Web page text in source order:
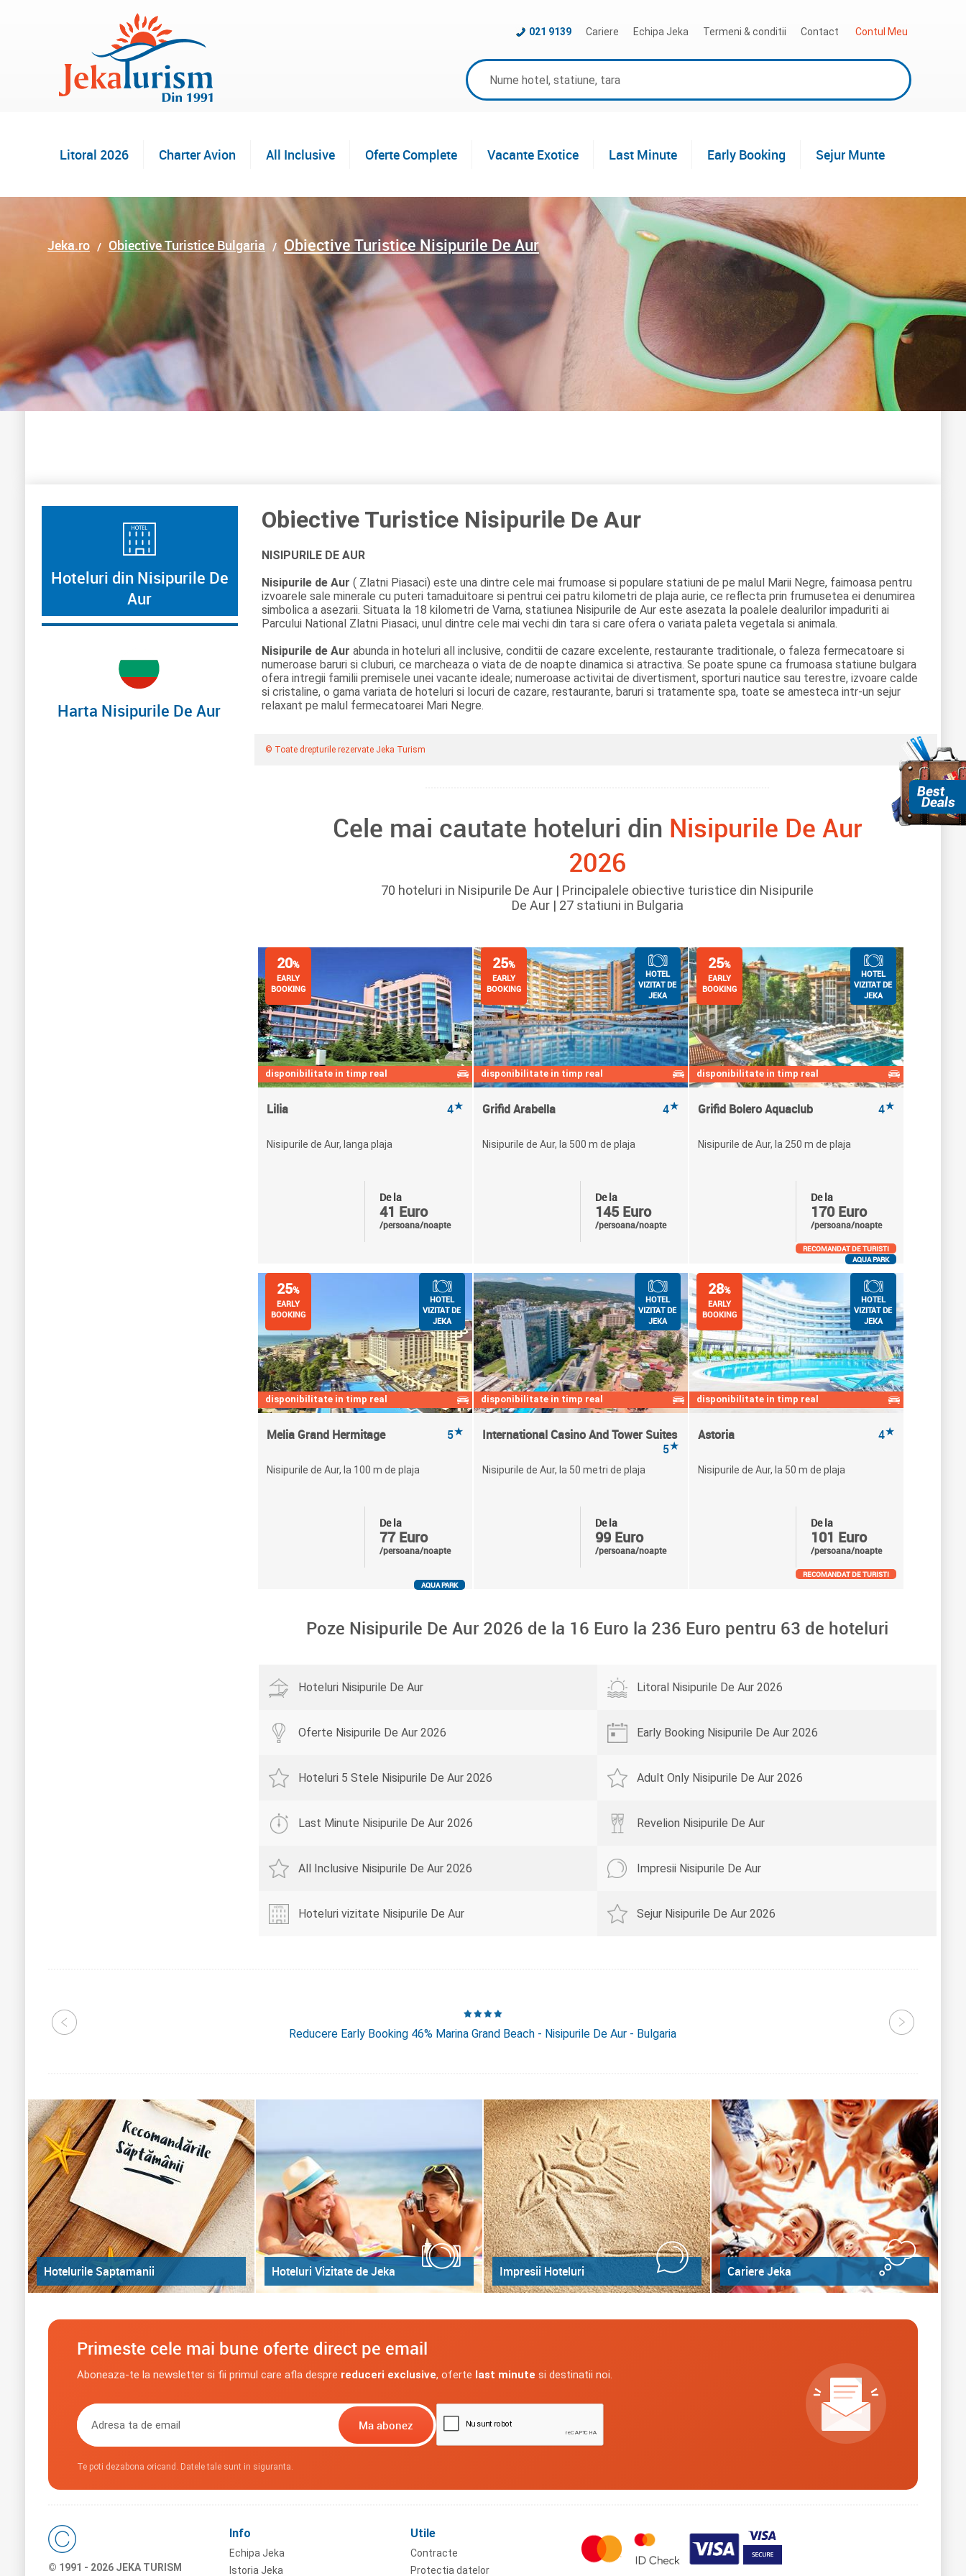
Cariere Echipa Jeka Termeni & conditii Contact Contul Meu
021 9139
Litoral 2026 Charter Avion All Inclusive Oferte Complete Vacante Exotice Last Minute Early Booking Sejur Munte
Jeka.ro Obiective Turistice Bulgaria Obiective Turistice Nisipurile De Aur
Obiective Turistice Nisipurile De Aur
NISIPURILE DE AUR
Nisipurile de Aur ( Zlatni Piasaci) este una dintre cele mai frumoase si populare statiuni de pe malul Marii Negre, faimoasa pentru
izvoarele sale minerale cu puteri tamaduitoare si pentrui cei patru kilometri de plaja aurie, ce reflecta prin frumusetea ei denumirea
simbolica a asezarii. Situata la 18 kilometri de Varna, statiunea Nisipurile de Aur este asezata la poalele dealurilor impaduriti ai
Parcului National Zlatni Piasaci, unul dintre cele mai vechi din tara si care ofera o variata paleta vegetala si animala.
Nisipurile de Aur abunda in hoteluri all inclusive, conditii de cazare excelente, restaurante traditionale, o faleza fermecatoare si
numeroase baruri si cluburi, ce marcheaza o viata de de noapte dinamica si atractiva. Se poate spune ca frumoasa statiune bulgara
ofera intregii familii premisele unei vacante ideale; numeroase activitai de divertisment, sporturi nautice sau terestre, izvoare calde
si cristaline, o gama variata de hoteluri si locuri de cazare, restaurante, baruri si tratamente spa, toate se amesteca intr-un sejur
relaxant pe malul fermecatoarei Mari Negre.
© Toate drepturile rezervate Jeka Turism
Cele mai cautate hoteluri din Nisipurile De Aur
2026
70 hoteluri in Nisipurile De Aur | Principalele obiective turistice din Nisipurile
De Aur | 27 statiuni in Bulgaria
disponibilitate in timp real
Lilia 4★
Nisipurile de Aur, langa plaja
De la
41 Euro
/persoana/noapte
20%
EARLY
BOOKING
disponibilitate in timp real
Grifid Arabella 4★
Nisipurile de Aur, la 500 m de plaja
De la
145 Euro
/persoana/noapte
25%
EARLY
BOOKING
HOTEL
VIZITAT DE
JEKA
disponibilitate in timp real
Grifid Bolero Aquaclub 4★
Nisipurile de Aur, la 250 m de plaja
De la
170 Euro
/persoana/noapte
25%
EARLY
BOOKING
HOTEL
VIZITAT DE
JEKA
RECOMANDAT DE TURISTI
AQUA PARK
disponibilitate in timp real
Melia Grand Hermitage 5★
Nisipurile de Aur, la 100 m de plaja
De la
77 Euro
/persoana/noapte
25%
EARLY
BOOKING
HOTEL
VIZITAT DE
JEKA
AQUA PARK
disponibilitate in timp real
International Casino And Tower Suites
5★
Nisipurile de Aur, la 50 metri de plaja
De la
99 Euro
/persoana/noapte
HOTEL
VIZITAT DE
JEKA
disponibilitate in timp real
Astoria 4★
Nisipurile de Aur, la 50 m de plaja
De la
101 Euro
/persoana/noapte
28%
EARLY
BOOKING
HOTEL
VIZITAT DE
JEKA
RECOMANDAT DE TURISTI
Hoteluri din Nisipurile De
Aur
Harta Nisipurile De Aur
Poze Nisipurile De Aur 2026 de la 16 Euro la 236 Euro pentru 63 de hoteluri
Hoteluri Nisipurile De Aur Litoral Nisipurile De Aur 2026
Oferte Nisipurile De Aur 2026 Early Booking Nisipurile De Aur 2026
Hoteluri 5 Stele Nisipurile De Aur 2026 Adult Only Nisipurile De Aur 2026
Last Minute Nisipurile De Aur 2026 Revelion Nisipurile De Aur
All Inclusive Nisipurile De Aur 2026 Impresii Nisipurile De Aur
Hoteluri vizitate Nisipurile De Aur Sejur Nisipurile De Aur 2026
Reducere Early Booking 46% Marina Grand Beach - Nisipurile De Aur - Bulgaria
Hotelurile Saptamanii Hoteluri Vizitate de Jeka Impresii Hoteluri Cariere Jeka
Primeste cele mai bune oferte direct pe email
Aboneaza-te la newsletter si fii primul care afla despre reduceri exclusive, oferte last minute si destinatii noi.
Te poti dezabona oricand. Datele tale sunt in siguranta.
© 1991 - 2026 JEKA TURISM
Info
Echipa Jeka
Istoria Jeka
Utile
Contracte
Protectia datelor